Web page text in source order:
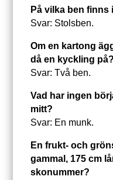
På vilka ben finns
Svar: Stolsben.
Om en kartong
då en kyckling på?
Svar: Två ben.
Vad har ingen
mitt?
Svar: En munk.
En frukt- och
gammal, 175 cm
skonummer?